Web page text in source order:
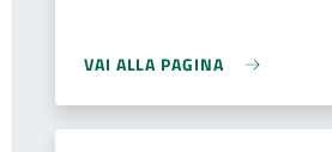
VAI ALLA PAGINA